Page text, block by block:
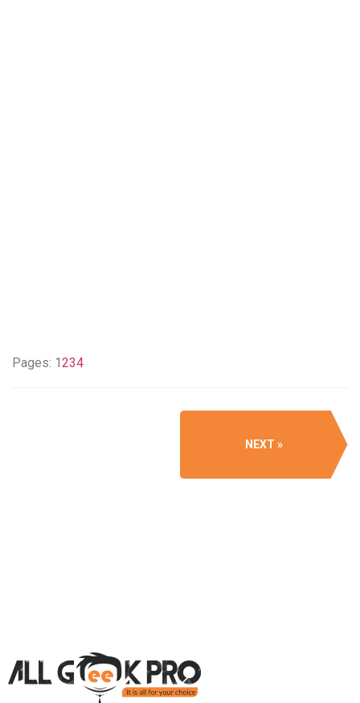
Pages: 1234
NEXT